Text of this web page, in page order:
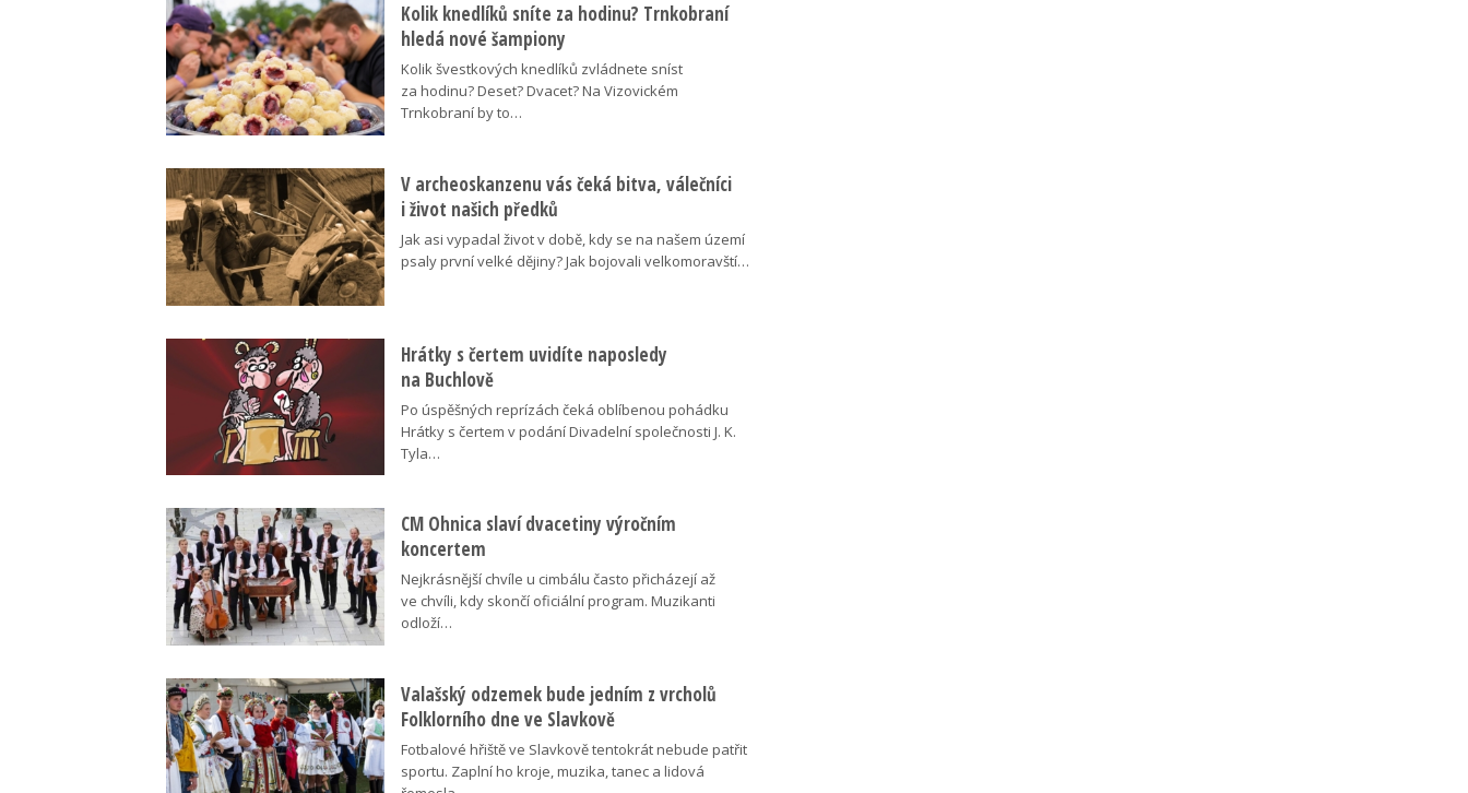
Kolik knedlíků sníte za hodinu? Trnkobraní
hledá nové šampiony
Kolik švestkových knedlíků zvládnete sníst
za hodinu? Deset? Dvacet? Na Vizovickém
Trnkobraní by to…
V archeoskanzenu vás čeká bitva, válečníci
i život našich předků
Jak asi vypadal život v době, kdy se na našem území
psaly první velké dějiny? Jak bojovali velkomoravští…
Hrátky s čertem uvidíte naposledy
na Buchlově
Po úspěšných reprízách čeká oblíbenou pohádku
Hrátky s čertem v podání Divadelní společnosti J. K.
Tyla…
CM Ohnica slaví dvacetiny výročním
koncertem
Nejkrásnější chvíle u cimbálu často přicházejí až
ve chvíli, kdy skončí oficiální program. Muzikanti
odloží…
Valašský odzemek bude jedním z vrcholů
Folklorního dne ve Slavkově
Fotbalové hřiště ve Slavkově tentokrát nebude patřit
sportu. Zaplní ho kroje, muzika, tanec a lidová